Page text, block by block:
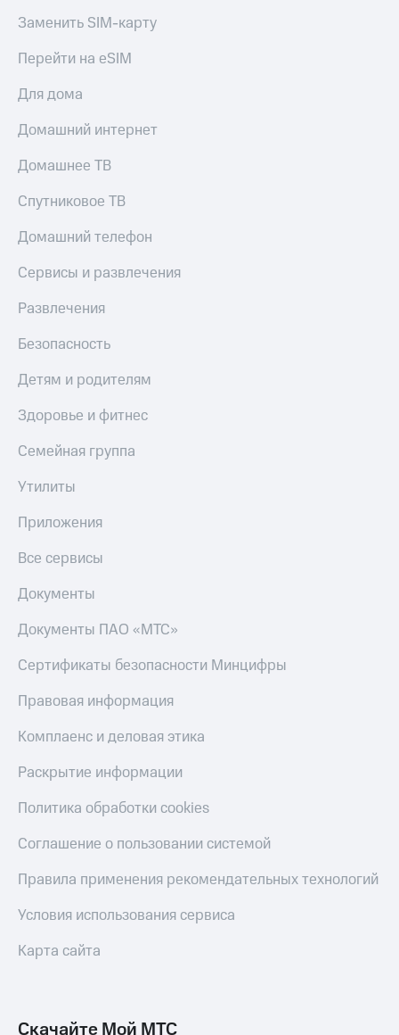
Заменить SIM-карту
Перейти на eSIM
Для дома
Домашний интернет
Домашнее ТВ
Спутниковое ТВ
Домашний телефон
Сервисы и развлечения
Развлечения
Безопасность
Детям и родителям
Здоровье и фитнес
Семейная группа
Утилиты
Приложения
Все сервисы
Документы
Документы ПАО «МТС»
Сертификаты безопасности Минцифры
Правовая информация
Комплаенс и деловая этика
Раскрытие информации
Политика обработки cookies
Соглашение о пользовании системой
Правила применения рекомендательных технологий
Условия использования сервиса
Карта сайта
Скачайте Мой МТС